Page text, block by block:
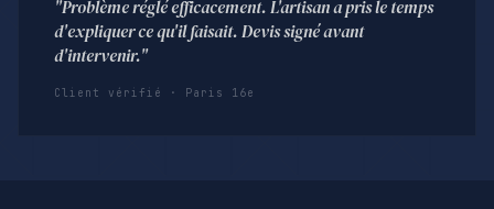
"Problème réglé efficacement. L'artisan a pris le temps
d'expliquer ce qu'il faisait. Devis signé avant
d'intervenir."
Client vérifié · Paris 16e